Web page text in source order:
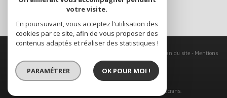
Plan du site - Mentions
légales-Nos honoraires-Partenaires -Admin-Politique RGPD
Site internet compatible multi-supports,
un seul site adaptable à tous les types d'écrans.
votre visite.
En poursuivant, vous acceptez l'utilisation des
cookies par ce site, afin de vous proposer des
contenus adaptés et réaliser des statistiques !
PARAMÉTRER OK POUR MOI !